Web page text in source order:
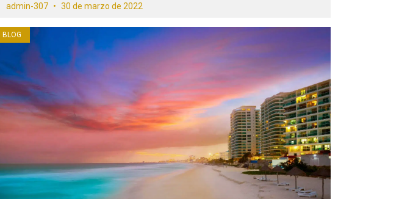
admin-307 30 de marzo de 2022
BLOG